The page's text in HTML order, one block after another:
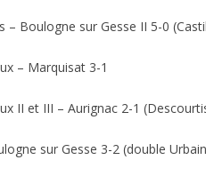
– Boulogne sur Gesse II 5-0
– Marquisat 3-1
II et III – Aurignac 2-1
sur Gesse 3-2 (double